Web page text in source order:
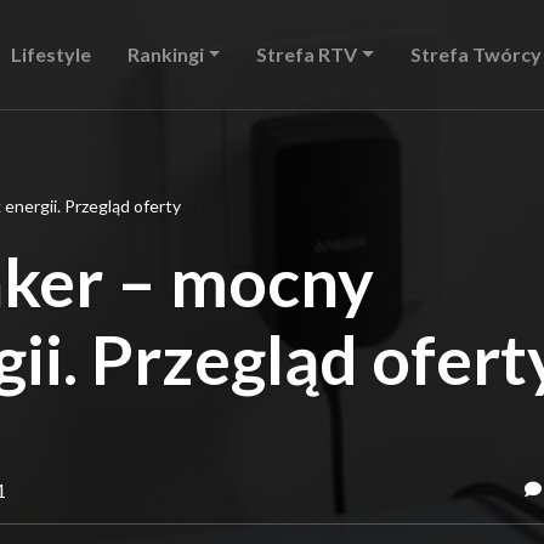
Lifestyle Rankingi Strefa RTV Strefa Twórcy
Przegląd oferty
– mocny
Przegląd